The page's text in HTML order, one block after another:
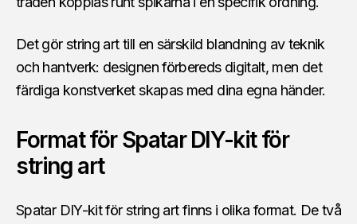
Det gör string art till en särskild blandning av teknik
och hantverk: designen förbereds digitalt, men det
färdiga konstverket skapas med dina egna händer.
Format för Spatar DIY-kit för
string art
Spatar DIY-kit för string art finns i olika format. De två